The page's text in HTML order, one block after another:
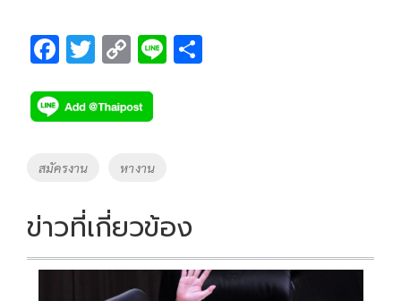
F
e
b
o
k
T
tt
er
C
p
y
Li
k
Li
Tags
สมัครงาน หางาน
ข่าวที่เกี่ยวข้อง